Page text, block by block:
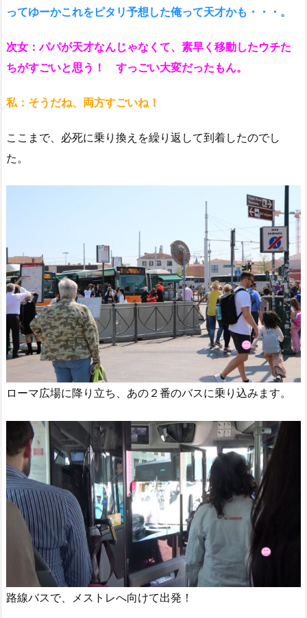
ってゆーかこれをピタリ予想した俺って天才かも・・・。
次女：パパが天才なんじゃなくて、素早く移動したウチた
ちがすごいと思う！ すっごい大変だったもん。
私：そうだね、両方すごいね！
ここまで、必死に乗り換えを繰り返して到着したのでし
た。
ローマ広場に降り立ち、あの２番のバスに乗り込みます。
路線バスで、メストレへ向けて出発！